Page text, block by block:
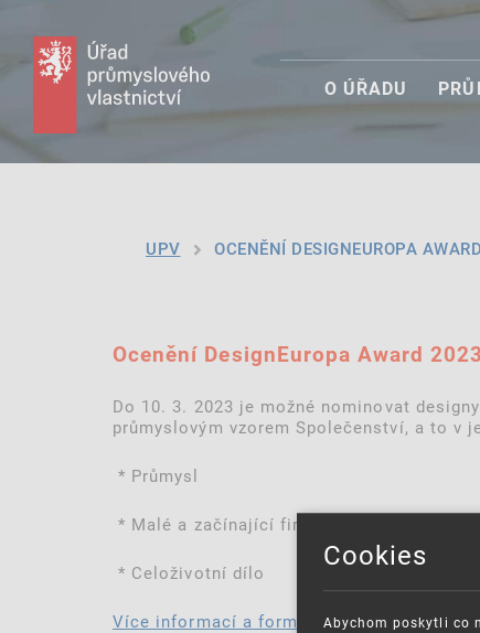
O ÚŘADU
UPV OCENĚNÍ DESIGNEUROPA
Ocenění DesignEuropa Award
Do 10. 3. 2023 je možné nominovat
průmyslovým vzorem Společenství, a to v
* Průmysl
* Malé a začínající firmy
* Celoživotní dílo
Více informací a formulář pro nominaci
Cookies
Abychom poskytli co